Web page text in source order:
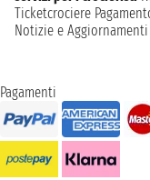
Ticketcrociere
Notizie e
Pagamenti